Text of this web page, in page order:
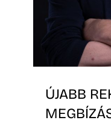
ÚJABB